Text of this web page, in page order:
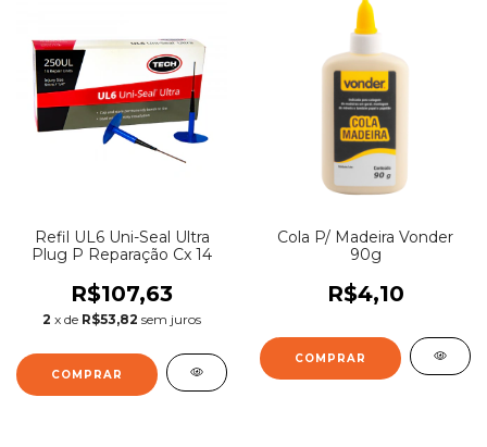
Refil UL6 Uni-Seal Ultra
Plug P Reparação Cx 14
R$107,63
2 x de R$53,82 sem juros
Cola P/ Madeira Vonder
90g
R$4,10